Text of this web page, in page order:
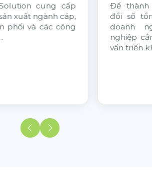
Để thành công trong chuyển
đổi số tổng thể quản trị, các
doanh nghiệp ngành Nông
nghiệp cần lựa chọn đối tác tư
vấn triển khai có trải nghiệm...